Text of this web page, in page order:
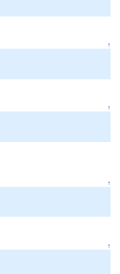
↑
↑
↑
↑